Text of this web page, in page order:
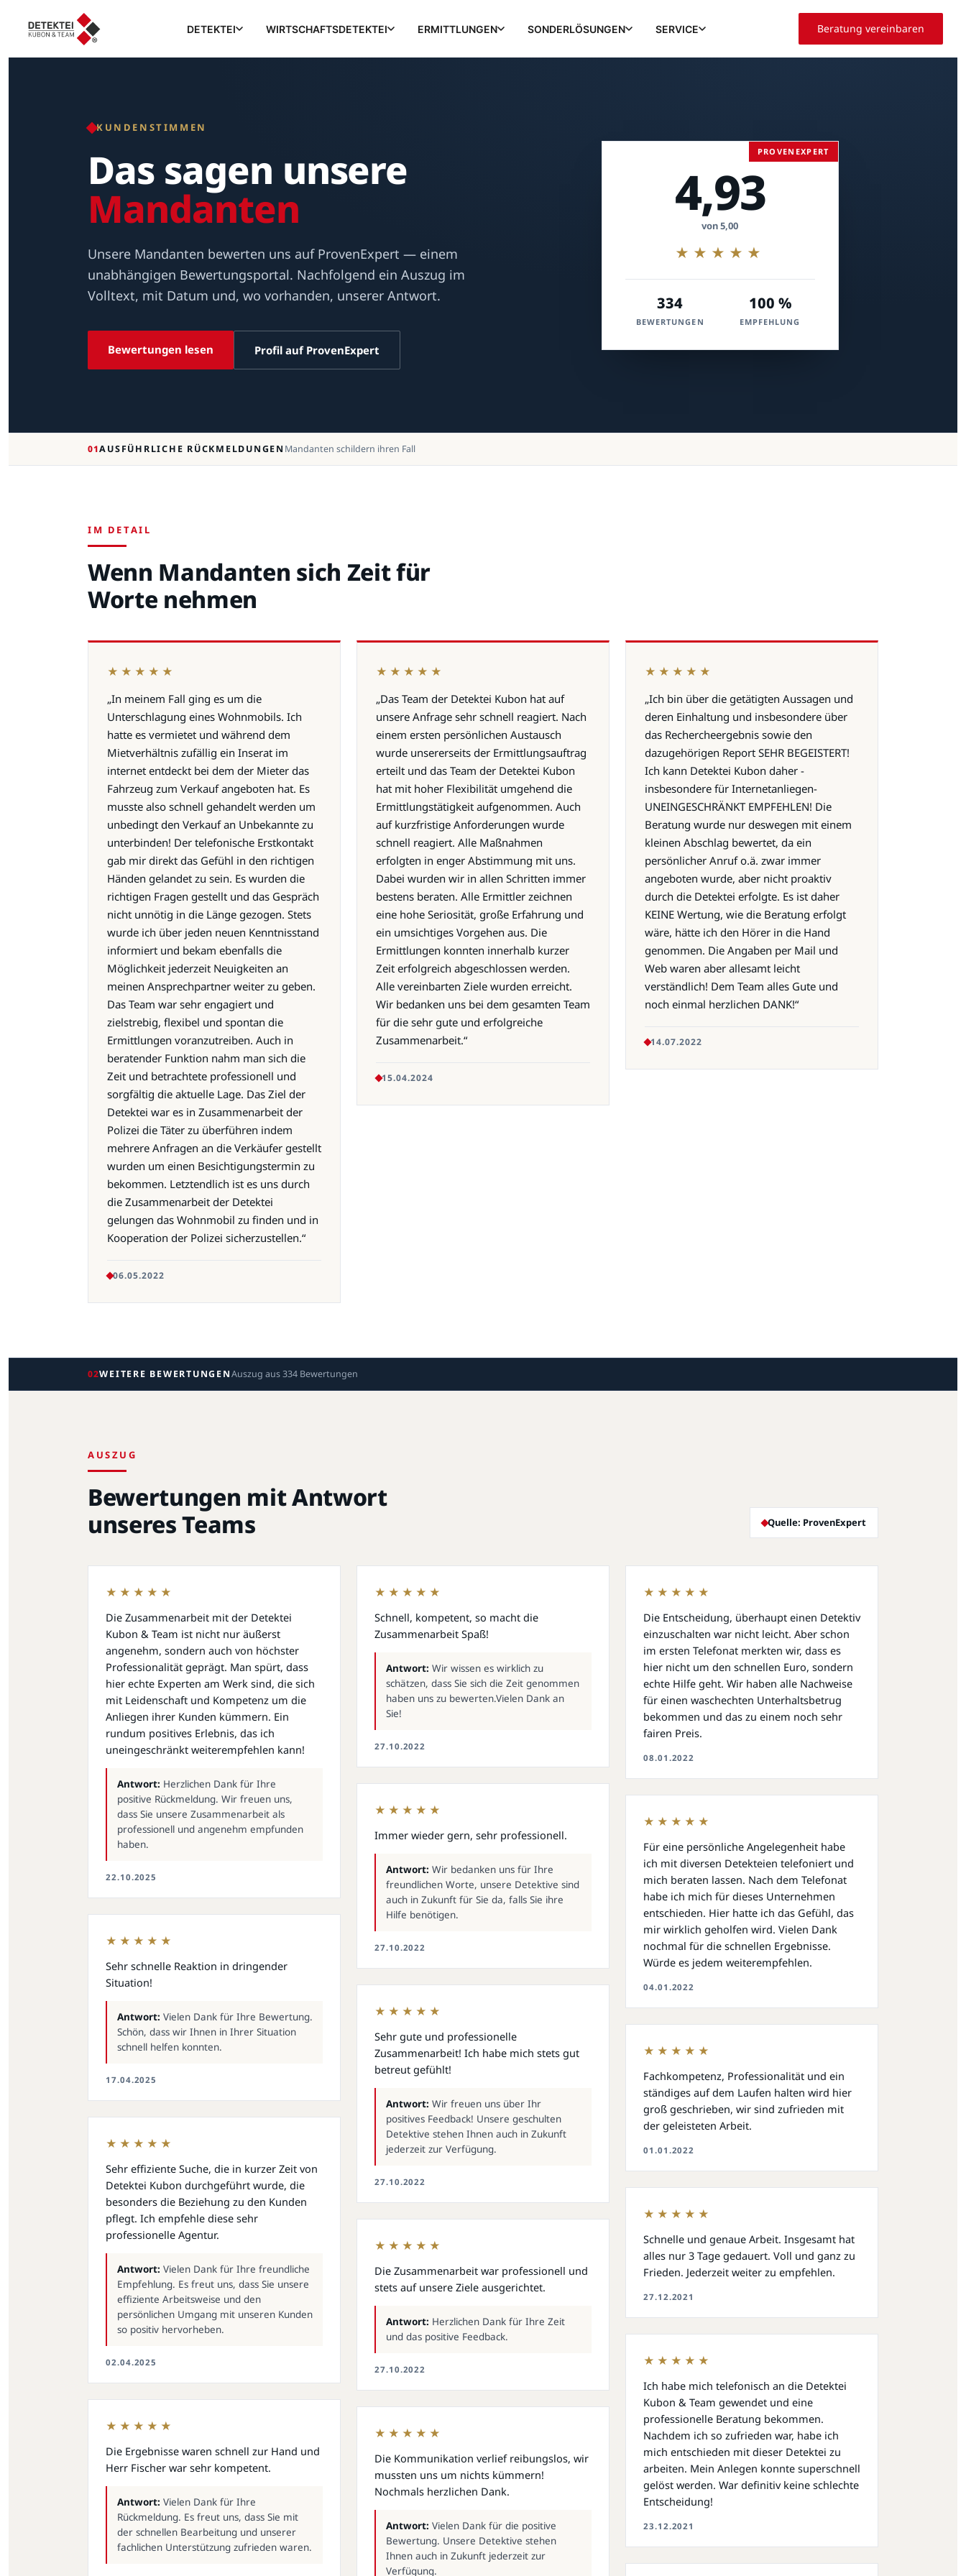
DETEKTEI WIRTSCHAFTSDETEKTEI ERMITTLUNGEN SONDERLÖSUNGEN SERVICE Beratung vereinbaren
KUNDENSTIMMEN
Das sagen unsere
Mandanten
Unsere Mandanten bewerten uns auf ProvenExpert — einem
unabhängigen Bewertungsportal. Nachfolgend ein Auszug im
Volltext, mit Datum und, wo vorhanden, unserer Antwort.
Bewertungen lesen Profil auf ProvenExpert
PROVENEXPERT
4,93
von 5,00
★★★★★
334
BEWERTUNGEN
100 %
EMPFEHLUNG
01AUSFÜHRLICHE RÜCKMELDUNGEN Mandanten schildern ihren Fall
IM DETAIL
Wenn Mandanten sich Zeit für
Worte nehmen
★★★★★
„In meinem Fall ging es um die
Unterschlagung eines Wohnmobils. Ich
hatte es vermietet und während dem
Mietverhältnis zufällig ein Inserat im
internet entdeckt bei dem der Mieter das
Fahrzeug zum Verkauf angeboten hat. Es
musste also schnell gehandelt werden um
unbedingt den Verkauf an Unbekannte zu
unterbinden! Der telefonische Erstkontakt
gab mir direkt das Gefühl in den richtigen
Händen gelandet zu sein. Es wurden die
richtigen Fragen gestellt und das Gespräch
nicht unnötig in die Länge gezogen. Stets
wurde ich über jeden neuen Kenntnisstand
informiert und bekam ebenfalls die
Möglichkeit jederzeit Neuigkeiten an
meinen Ansprechpartner weiter zu geben.
Das Team war sehr engagiert und
zielstrebig, flexibel und spontan die
Ermittlungen voranzutreiben. Auch in
beratender Funktion nahm man sich die
Zeit und betrachtete professionell und
sorgfältig die aktuelle Lage. Das Ziel der
Detektei war es in Zusammenarbeit der
Polizei die Täter zu überführen indem
mehrere Anfragen an die Verkäufer gestellt
wurden um einen Besichtigungstermin zu
bekommen. Letztendlich ist es uns durch
die Zusammenarbeit der Detektei
gelungen das Wohnmobil zu finden und in
Kooperation der Polizei sicherzustellen.“
06.05.2022
★★★★★
„Das Team der Detektei Kubon hat auf
unsere Anfrage sehr schnell reagiert. Nach
einem ersten persönlichen Austausch
wurde unsererseits der Ermittlungsauftrag
erteilt und das Team der Detektei Kubon
hat mit hoher Flexibilität umgehend die
Ermittlungstätigkeit aufgenommen. Auch
auf kurzfristige Anforderungen wurde
schnell reagiert. Alle Maßnahmen
erfolgten in enger Abstimmung mit uns.
Dabei wurden wir in allen Schritten immer
bestens beraten. Alle Ermittler zeichnen
eine hohe Seriosität, große Erfahrung und
ein umsichtiges Vorgehen aus. Die
Ermittlungen konnten innerhalb kurzer
Zeit erfolgreich abgeschlossen werden.
Alle vereinbarten Ziele wurden erreicht.
Wir bedanken uns bei dem gesamten Team
für die sehr gute und erfolgreiche
Zusammenarbeit.“
15.04.2024
★★★★★
„Ich bin über die getätigten Aussagen und
deren Einhaltung und insbesondere über
das Rechercheergebnis sowie den
dazugehörigen Report SEHR BEGEISTERT!
Ich kann Detektei Kubon daher -
insbesondere für Internetanliegen-
UNEINGESCHRÄNKT EMPFEHLEN! Die
Beratung wurde nur deswegen mit einem
kleinen Abschlag bewertet, da ein
persönlicher Anruf o.ä. zwar immer
angeboten wurde, aber nicht proaktiv
durch die Detektei erfolgte. Es ist daher
KEINE Wertung, wie die Beratung erfolgt
wäre, hätte ich den Hörer in die Hand
genommen. Die Angaben per Mail und
Web waren aber allesamt leicht
verständlich! Dem Team alles Gute und
noch einmal herzlichen DANK!“
14.07.2022
02WEITERE BEWERTUNGENAuszug aus 334 Bewertungen
AUSZUG
Bewertungen mit Antwort
unseres Teams
Quelle: ProvenExpert
★★★★★
Die Zusammenarbeit mit der Detektei
Kubon & Team ist nicht nur äußerst
angenehm, sondern auch von höchster
Professionalität geprägt. Man spürt, dass
hier echte Experten am Werk sind, die sich
mit Leidenschaft und Kompetenz um die
Anliegen ihrer Kunden kümmern. Ein
rundum positives Erlebnis, das ich
uneingeschränkt weiterempfehlen kann!
Antwort: Herzlichen Dank für Ihre
positive Rückmeldung. Wir freuen uns,
dass Sie unsere Zusammenarbeit als
professionell und angenehm empfunden
haben.
22.10.2025
★★★★★
Sehr schnelle Reaktion in dringender
Situation!
Antwort: Vielen Dank für Ihre Bewertung.
Schön, dass wir Ihnen in Ihrer Situation
schnell helfen konnten.
17.04.2025
★★★★★
Sehr effiziente Suche, die in kurzer Zeit von
Detektei Kubon durchgeführt wurde, die
besonders die Beziehung zu den Kunden
pflegt. Ich empfehle diese sehr
professionelle Agentur.
Antwort: Vielen Dank für Ihre freundliche
Empfehlung. Es freut uns, dass Sie unsere
effiziente Arbeitsweise und den
persönlichen Umgang mit unseren Kunden
so positiv hervorheben.
02.04.2025
★★★★★
Die Ergebnisse waren schnell zur Hand und
Herr Fischer war sehr kompetent.
Antwort: Vielen Dank für Ihre
Rückmeldung. Es freut uns, dass Sie mit
der schnellen Bearbeitung und unserer
fachlichen Unterstützung zufrieden waren.
★★★★★
Schnell, kompetent, so macht die
Zusammenarbeit Spaß!
Antwort: Wir wissen es wirklich zu
schätzen, dass Sie sich die Zeit genommen
haben uns zu bewerten.Vielen Dank an
Sie!
27.10.2022
★★★★★
Immer wieder gern, sehr professionell.
Antwort: Wir bedanken uns für Ihre
freundlichen Worte, unsere Detektive sind
auch in Zukunft für Sie da, falls Sie ihre
Hilfe benötigen.
27.10.2022
★★★★★
Sehr gute und professionelle
Zusammenarbeit! Ich habe mich stets gut
betreut gefühlt!
Antwort: Wir freuen uns über Ihr
positives Feedback! Unsere geschulten
Detektive stehen Ihnen auch in Zukunft
jederzeit zur Verfügung.
27.10.2022
★★★★★
Die Zusammenarbeit war professionell und
stets auf unsere Ziele ausgerichtet.
Antwort: Herzlichen Dank für Ihre Zeit
und das positive Feedback.
27.10.2022
★★★★★
Die Kommunikation verlief reibungslos, wir
mussten uns um nichts kümmern!
Nochmals herzlichen Dank.
Antwort: Vielen Dank für die positive
Bewertung. Unsere Detektive stehen
Ihnen auch in Zukunft jederzeit zur
Verfügung.
★★★★★
Die Entscheidung, überhaupt einen Detektiv
einzuschalten war nicht leicht. Aber schon
im ersten Telefonat merkten wir, dass es
hier nicht um den schnellen Euro, sondern
echte Hilfe geht. Wir haben alle Nachweise
für einen waschechten Unterhaltsbetrug
bekommen und das zu einem noch sehr
fairen Preis.
08.01.2022
★★★★★
Für eine persönliche Angelegenheit habe
ich mit diversen Detekteien telefoniert und
mich beraten lassen. Nach dem Telefonat
habe ich mich für dieses Unternehmen
entschieden. Hier hatte ich das Gefühl, das
mir wirklich geholfen wird. Vielen Dank
nochmal für die schnellen Ergebnisse.
Würde es jedem weiterempfehlen.
04.01.2022
★★★★★
Fachkompetenz, Professionalität und ein
ständiges auf dem Laufen halten wird hier
groß geschrieben, wir sind zufrieden mit
der geleisteten Arbeit.
01.01.2022
★★★★★
Schnelle und genaue Arbeit. Insgesamt hat
alles nur 3 Tage gedauert. Voll und ganz zu
Frieden. Jederzeit weiter zu empfehlen.
27.12.2021
★★★★★
Ich habe mich telefonisch an die Detektei
Kubon & Team gewendet und eine
professionelle Beratung bekommen.
Nachdem ich so zufrieden war, habe ich
mich entschieden mit dieser Detektei zu
arbeiten. Mein Anlegen konnte superschnell
gelöst werden. War definitiv keine schlechte
Entscheidung!
23.12.2021